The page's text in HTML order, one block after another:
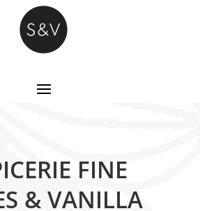
FINE
& VANILLA